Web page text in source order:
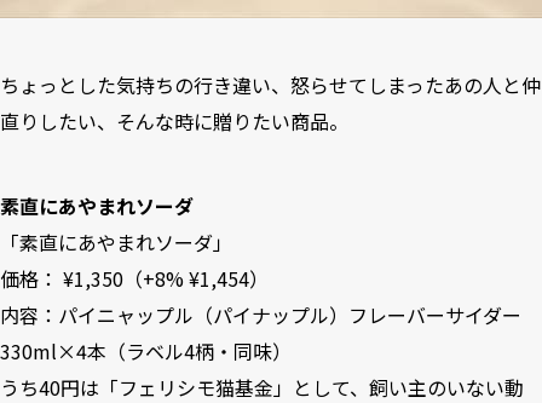
ちょっとした気持ちの行き違い、怒らせてしまったあの人と仲
直りしたい、そんな時に贈りたい商品。
素直にあやまれソーダ
「素直にあやまれソーダ」
価格： ¥1,350（+8% ¥1,454）
内容：パイニャップル（パイナップル）フレーバーサイダー
330ml×4本（ラベル4柄・同味）
うち40円は「フェリシモ猫基金」として、飼い主のいない動